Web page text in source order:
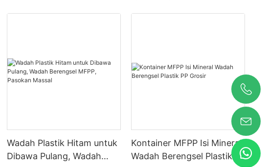
Wadah Plastik Hitam untuk
Dibawa Pulang, Wadah
Kontainer MFPP Isi Mineral
Wadah Berengsel Plastik